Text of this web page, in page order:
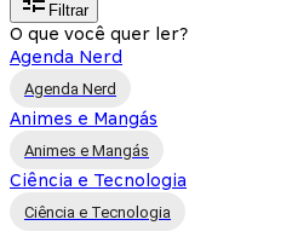
Filtrar
O que você quer ler?
Agenda Nerd
Agenda Nerd
Animes e Mangás
Animes e Mangás
Ciência e Tecnologia
Ciência e Tecnologia